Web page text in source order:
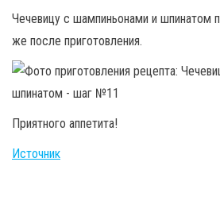
Чечевицу с шампиньонами и шпинатом
же после приготовления.
Приятного аппетита!
Источник